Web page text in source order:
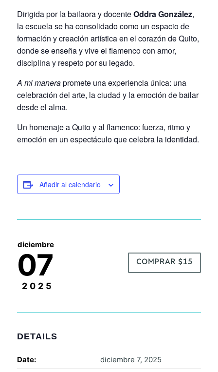
Dirigida por la bailaora y docenteOddra González,
la escuela se ha consolidado como un espacio de
formación y creación artística en el corazón de Quito,
donde se enseña y vive el flamenco con amor,
disciplina y respeto por su legado.
A mi manerapromete una experiencia única: una
celebración del arte, la ciudad y la emoción de bailar
desde el alma.
Un homenaje a Quito y al flamenco: fuerza, ritmo y
emoción en un espectáculo que celebra la identidad.
Añadir al calendario
diciembre
07
2025
COMPRAR $15
DETAILS
Date:
diciembre 7, 2025